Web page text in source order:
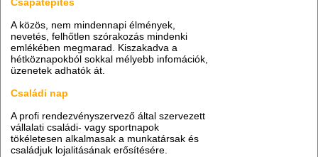
A közös, nem mindennapi élmények,
nevetés, felhőtlen szórakozás mindenki
emlékében megmarad. Kiszakadva a
hétköznapokból sokkal mélyebb infomációk,
üzenetek adhatók át.
Családi nap
A profi rendezvényszervező által szervezett
vállalati családi- vagy sportnapok
tökéletesen alkalmasak a munkatársak és
családjuk lojalitásának erősítésére.